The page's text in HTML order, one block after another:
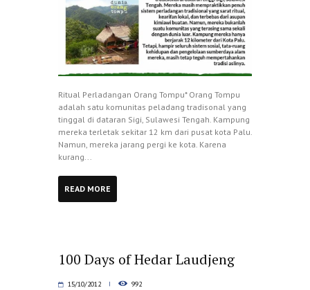
Ritual Perladangan Orang Tompu* Orang Tompu
adalah satu komunitas peladang tradisonal yang
tinggal di dataran Sigi, Sulawesi Tengah. Kampung
mereka terletak sekitar 12 km dari pusat kota Palu.
Namun, mereka jarang pergi ke kota. Karena
kurang...
READ MORE
100 Days of Hedar Laudjeng
15/10/2012 992